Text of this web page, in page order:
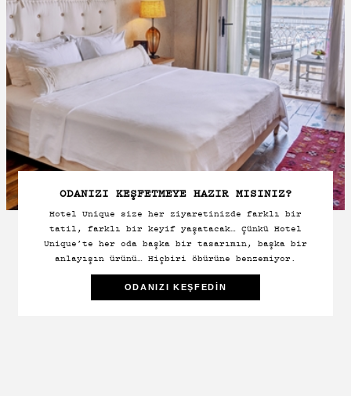
ODANIZI KEŞFETMEYE HAZIR MISINIZ?
Hotel Unique size her ziyaretinizde farklı bir
tatil, farklı bir keyif yaşatacak… Çünkü Hotel
Unique’te her oda başka bir tasarımın, başka bir
anlayışın ürünü… Hiçbiri öbürüne benzemiyor.
ODANIZI KEŞFEDIN